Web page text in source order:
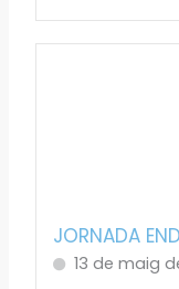
JORNADA
13 de maig